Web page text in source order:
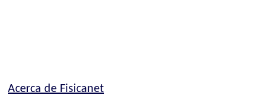
Acerca de Fisicanet